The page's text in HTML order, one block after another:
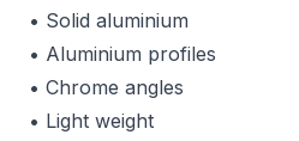
• Solid aluminium
• Aluminium profiles
• Chrome angles
• Light weight